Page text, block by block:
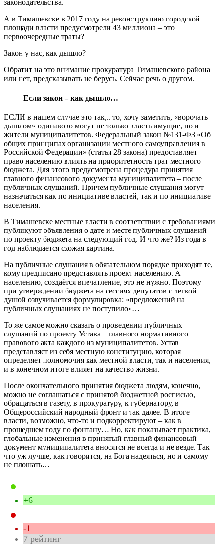
законодательства.
А в Тимашевске в 2017 году на реконструкцию городской
площади власти предусмотрели 43 миллиона – это
первоочередные траты?
Закон у нас, как дышло?
Обратит на это внимание прокуратура Тимашевского района
или нет, предсказывать не берусь. Сейчас речь о другом.
Если закон – как дышло…
ЕСЛИ в нашем случае это так,.. то, хочу заметить, «ворочать
дышлом» одинаково могут не только власть имущие, но и
жители муниципалитетов. Федеральный закон №131-ФЗ «Об
общих принципах организации местного самоуправления в
Российской Федерации» (статья 28 закона) предоставляет
право населению влиять на приоритетность трат местного
бюджета. Для этого предусмотрена процедура принятия
главного финансового документа муниципалитета – после
публичных слушаний. Причем публичные слушания могут
назначаться как по инициативе властей, так и по инициативе
населения.
В Тимашевске местные власти в соответствии с требованиями
публикуют объявления о дате и месте публичных слушаний
по проекту бюджета на следующий год. И что же? Из года в
год наблюдается схожая картина.
На публичные слушания в обязательном порядке приходят те,
кому предписано представлять проект населению. А
населению, создаётся впечатление, это не нужно. Поэтому
при утверждении бюджета на сессиях депутатов с легкой
душой озвучивается формулировка: «предложений на
публичных слушаниях не поступило»…
То же самое можно сказать о проведении публичных
слушаний по проекту Устава – главного нормативного
правового акта каждого из муниципалитетов. Устав
представляет из себя местную конституцию, которая
определяет полномочия как местной власти, так и населения,
и в конечном итоге влияет на качество жизни.
После окончательного принятия бюджета людям, конечно,
можно не соглашаться с принятой бюджетной росписью,
обращаться в газету, в прокуратуру, к губернатору, в
Общероссийский народный фронт и так далее. В итоге
власти, возможно, что-то и подкорректируют – как в
прошедшем году по фонтану… Но, как показывает практика,
глобальные изменения в принятый главный финансовый
документ муниципалитета вносятся не всегда и не везде. Так
что уж лучше, как говорится, на Бога надеяться, но и самому
не плошать…
+6
-1
7 рейтинг